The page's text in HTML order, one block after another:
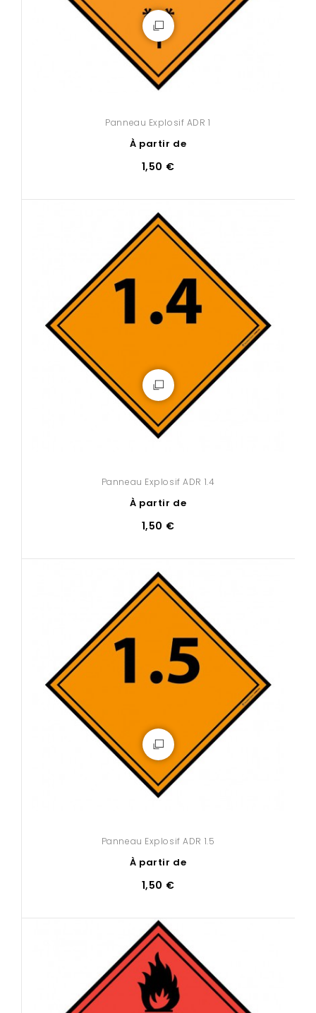
Panneau Explosif ADR 1
À partir de
1,50 €
Panneau Explosif ADR 1.4
À partir de
1,50 €
Panneau Explosif ADR 1.5
À partir de
1,50 €